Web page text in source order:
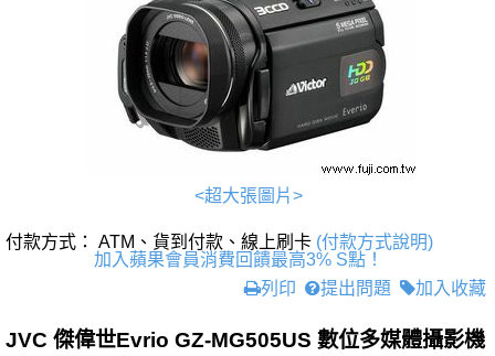
<超大張圖片>
付款方式： ATM、貨到付款、線上刷卡 (付款方式說明)
加入蘋果會員消費回饋最高3% S點！
列印
提出問題 加入收藏
JVC 傑偉世Evrio GZ-MG505US 數位多媒體攝影機